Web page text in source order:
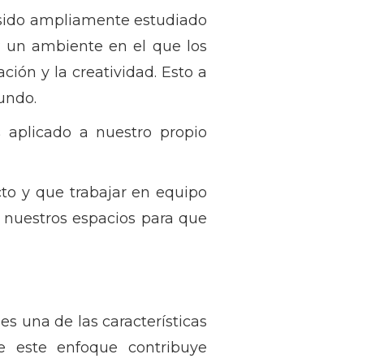
ampliamente estudiado
un ambiente en el que los
y la creatividad. Esto a
a nuestro propio
y que trabajar en equipo
espacios para que
una de las características
enfoque contribuye